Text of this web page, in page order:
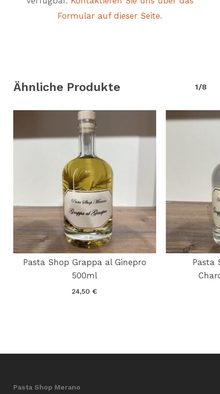
Formular auf dieser Seite.
Ähnliche Produkte 1/8
Pasta Shop Grappa al Ginepro
500ml
24,50€
Pasta
Pasta Shop Merano